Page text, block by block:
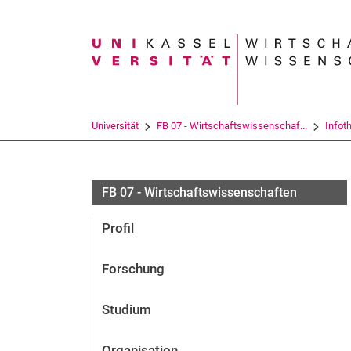
Suchbegriff
Universität FB 07 - Wirtschaftswissenschaf...
FB 07 - Wirtschaftswissenschaften
Profil
Forschung
Studium